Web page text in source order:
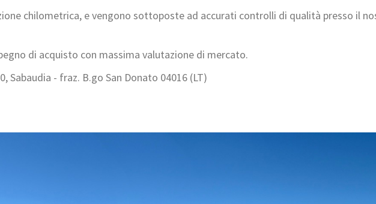
chilometrica, e vengono sottoposte ad accurati controlli di qualità presso il
di acquisto con massima valutazione di mercato.
Sabaudia - fraz. B.go San Donato 04016 (LT)